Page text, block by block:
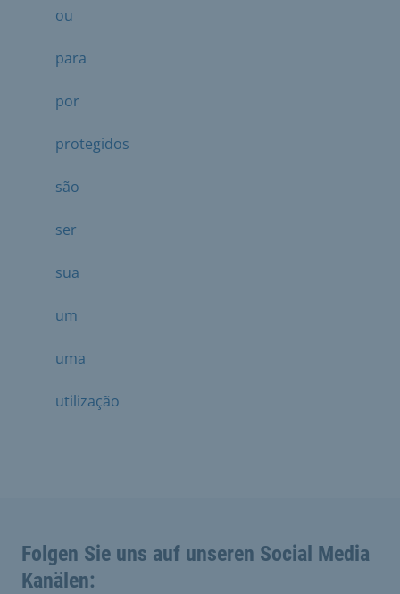
ou
para
por
protegidos
são
ser
sua
um
uma
utilização
Folgen Sie uns auf unseren Social Media
Kanälen: